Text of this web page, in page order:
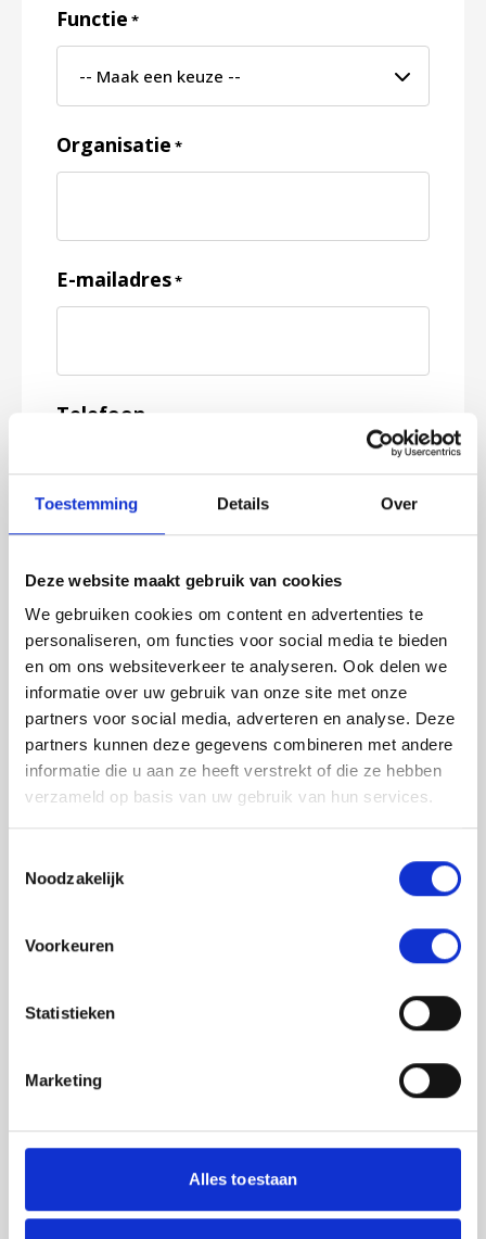
Toestemming Details Over
Deze website maakt gebruik van cookies
We gebruiken cookies om content en advertenties te
personaliseren, om functies voor social media te bieden
en om ons websiteverkeer te analyseren. Ook delen we
informatie over uw gebruik van onze site met onze
partners voor social media, adverteren en analyse. Deze
partners kunnen deze gegevens combineren met andere
informatie die u aan ze heeft verstrekt of die ze hebben
verzameld op basis van uw gebruik van hun services.
Noodzakelijk
Voorkeuren
Statistieken
Marketing
Alles toestaan
Functie *
Organisatie *
E-mailadres*
Telefoon
Jouw feedback wordt verwerkt door de
adviseurs van het team richtlijnen NCJ. Als zij
feedback meegenomen wordt met de
Ik ga akkoord dat mijn gegevens
worden gedeeld met de
zijn bij deze JGZ-richtlijn.